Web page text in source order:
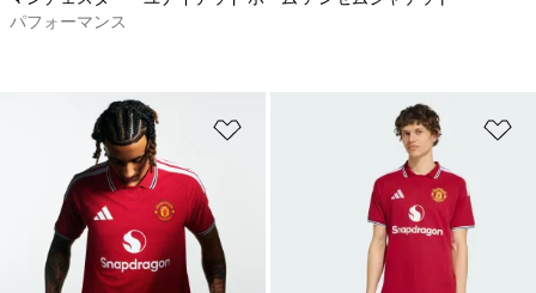
ほしいものリストに追加
パフォーマンス